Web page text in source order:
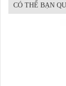
CÓ THỂ BẠN